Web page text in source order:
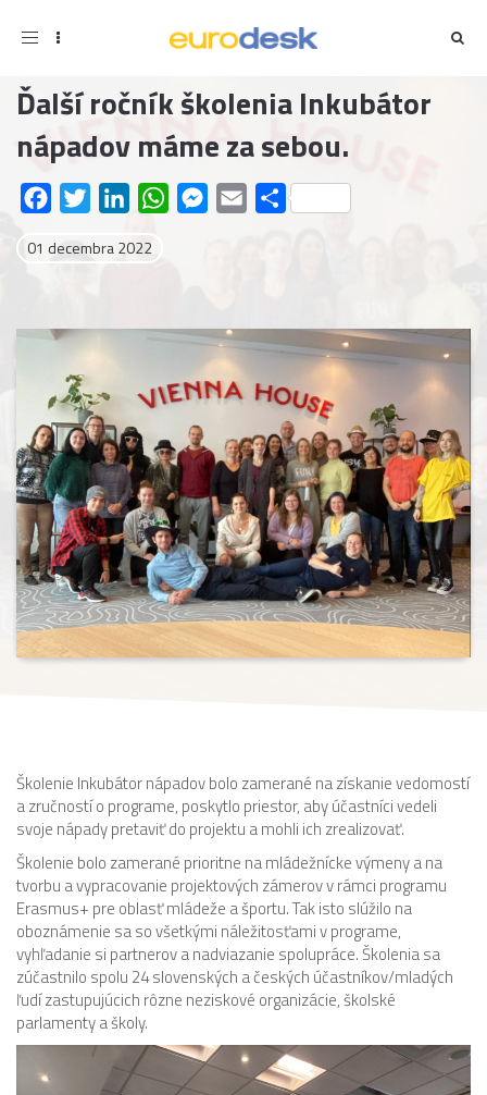
Toggle
Ďalší ročník školenia Inkubátor
nápadov máme za sebou.
FacebookTwitterLinkedInWhatsAppMessenger
Email Share
01 decembra 2022
Školenie Inkubátor nápadov bolo zamerané na získanie vedomostí
a zručností o programe, poskytlo priestor, aby účastníci vedeli
svoje nápady pretaviť do projektu a mohli ich zrealizovať.
Školenie bolo zamerané prioritne na mládežnícke výmeny a na
tvorbu a vypracovanie projektových zámerov v rámci programu
Erasmus+ pre oblasť mládeže a športu. Tak isto slúžilo na
oboznámenie sa so všetkými náležitosťami v programe,
vyhľadanie si partnerov a nadviazanie spolupráce. Školenia sa
zúčastnilo spolu 24 slovenských a českých účastníkov/mladých
ľudí zastupujúcich rôzne neziskové organizácie, školské
parlamenty a školy.